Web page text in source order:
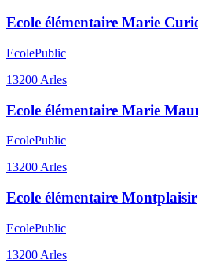
Ecole élémentaire Marie
EcolePublic
13200 Arles
Ecole élémentaire Marie
EcolePublic
13200Arles
Ecole élémentaire Montplaisir
EcolePublic
13200 Arles